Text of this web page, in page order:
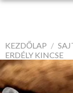
KEZDŐLAP /
ERDÉLY KINCSE